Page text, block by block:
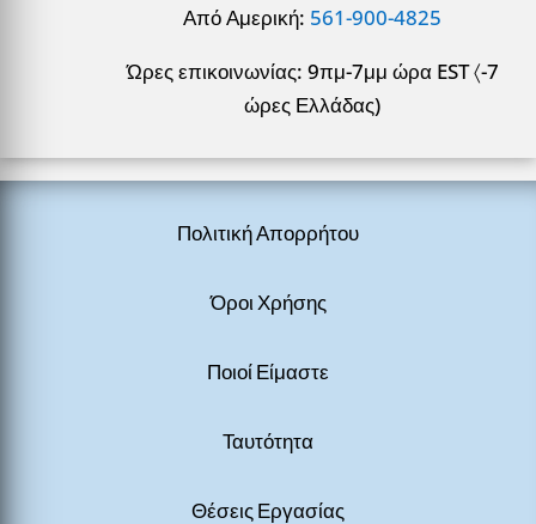
Από Αμερική: 561-900-4825
Ώρες επικοινωνίας: 9πμ-7μμ ώρα EST 〈-7
ώρες Ελλάδας)
Πολιτική Απορρήτου
Όροι Χρήσης
Ποιοί Είμαστε
Ταυτότητα
Θέσεις Εργασίας